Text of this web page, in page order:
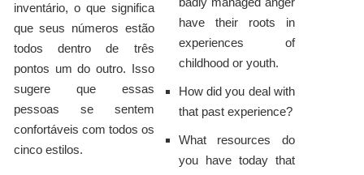
inventário, o que significa
que seus números estão
todos dentro de três
pontos um do outro. Isso
sugere que essas
pessoas se sentem
confortáveis com todos os
cinco estilos.
have their roots in
experiences of
childhood or youth.
How did you deal with
that past experience?
What resources do
you have today that